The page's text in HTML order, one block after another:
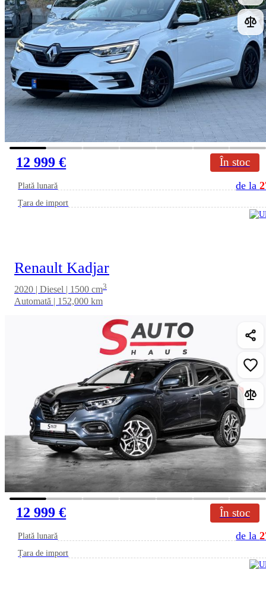
12 999 € În stoc
Plată lunară de la
Țara de import
Renault Kadjar
2020 | Diesel | 1500 cm3
Automată | 152,000 km
12 999 € În stoc
Plată lunară de la
Țara de import